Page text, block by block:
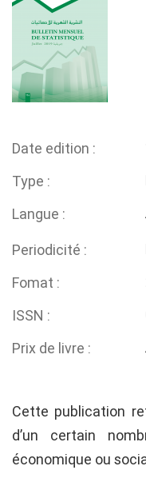
Date edition
Type
Langue
Periodicité
Fomat
ISSN
Prix de livre
Cette publication
d’un certain
économique ou